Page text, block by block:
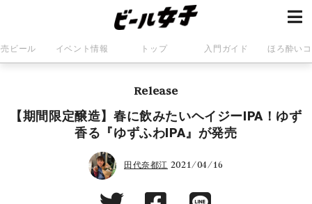
ビール イベント情報 トップ 入門ガイド ほろ酔い
Release
【期間限定醸造】春に飲みたいヘイジーIPA！ゆず
香る『ゆずふわIPA』が発売
田代奈都江 2021/04/16